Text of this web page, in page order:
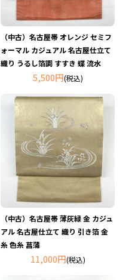
（中古）名古屋帯 オレンジ セミフ
ォーマル カジュアル 名古屋仕立て
織り うるし箔調 すすき 蝶 流水
5,500円(税込)
（中古）名古屋帯 薄灰緑 金 カジュ
アル 名古屋仕立て 織り 引き箔 金
糸 色糸 菖蒲
11,000円(税込)